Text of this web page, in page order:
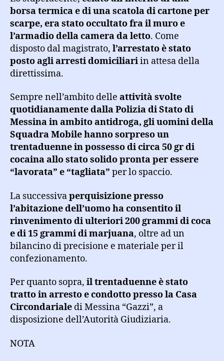
borsa termica e di una scatola di cartone per
scarpe, era stato occultato fra il muro e
l’armadio della camera da letto. Come
disposto dal magistrato, l’arrestato è stato
posto agli arresti domiciliariin attesa della
direttissima.
Sempre nell’ambito delle attività svolte
quotidianamente dalla Polizia di Stato di
Messina in ambito antidroga, gli uomini della
Squadra Mobile hanno sorpreso un
trentaduenne in possesso di circa 50 gr di
cocaina allo stato solido pronta per essere
“lavorata” e “tagliata” per lo spaccio.
La successivaperquisizione presso
l’abitazione dell’uomo ha consentito il
rinvenimento di ulteriori 200 grammi di coca
e di 15 grammi di marjuana, oltre ad un
bilancino di precisione e materiale per il
confezionamento.
Per quanto sopra, il trentaduenne è stato
tratto in arresto e condotto presso la Casa
Circondariale di Messina “Gazzi”, a
disposizione dell’Autorità Giudiziaria.
NOTA